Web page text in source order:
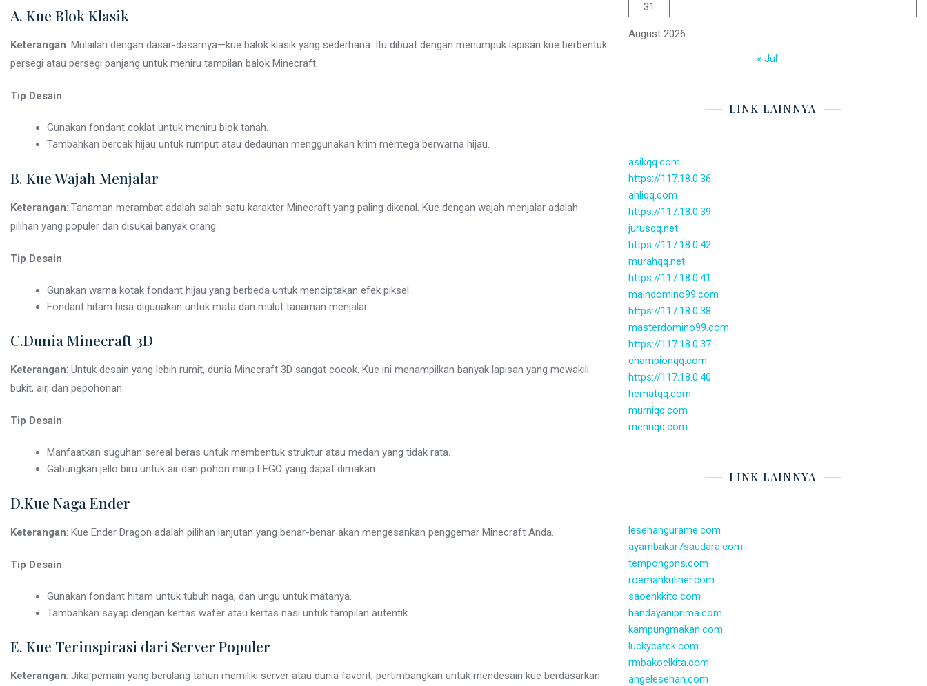
A. Kue Blok Klasik
Keterangan: Mulailah dengan dasar-dasarnya—kue balok klasik yang sederhana. Itu dibuat dengan menumpuk lapisan kue berbentuk
persegi atau persegi panjang untuk meniru tampilan balok Minecraft.
Tip Desain:
Gunakan fondant coklat untuk meniru blok tanah.
Tambahkan bercak hijau untuk rumput atau dedaunan menggunakan krim mentega berwarna hijau.
B. Kue Wajah Menjalar
Keterangan: Tanaman merambat adalah salah satu karakter Minecraft yang paling dikenal. Kue dengan wajah menjalar adalah
pilihan yang populer dan disukai banyak orang.
Tip Desain:
Gunakan warna kotak fondant hijau yang berbeda untuk menciptakan efek piksel.
Fondant hitam bisa digunakan untuk mata dan mulut tanaman menjalar.
C.Dunia Minecraft 3D
Keterangan: Untuk desain yang lebih rumit, dunia Minecraft 3D sangat cocok. Kue ini menampilkan banyak lapisan yang mewakili
bukit, air, dan pepohonan.
Tip Desain:
Manfaatkan suguhan sereal beras untuk membentuk struktur atau medan yang tidak rata.
Gabungkan jello biru untuk air dan pohon mirip LEGO yang dapat dimakan.
D.Kue Naga Ender
Keterangan: Kue Ender Dragon adalah pilihan lanjutan yang benar-benar akan mengesankan penggemar Minecraft Anda.
Tip Desain:
Gunakan fondant hitam untuk tubuh naga, dan ungu untuk matanya.
Tambahkan sayap dengan kertas wafer atau kertas nasi untuk tampilan autentik.
E. Kue Terinspirasi dari Server Populer
Keterangan: Jika pemain yang berulang tahun memiliki server atau dunia favorit, pertimbangkan untuk mendesain kue berdasarkan
August 2026
31
« Jul
LINK LAINNYA
asikqq.com
https://117.18.0.36
ahliqq.com
https://117.18.0.39
jurusqq.net
https://117.18.0.42
murahqq.net
https://117.18.0.41
maindomino99.com
https://117.18.0.38
masterdomino99.com
https://117.18.0.37
championqq.com
https://117.18.0.40
hematqq.com
murniqq.com
menuqq.com
LINK LAINNYA
lesehangurame.com
ayambakar7saudara.com
tempongpns.com
roemahkuliner.com
saoenkkito.com
handayaniprima.com
kampungmakan.com
luckycatck.com
rmbakoelkita.com
angelesehan.com